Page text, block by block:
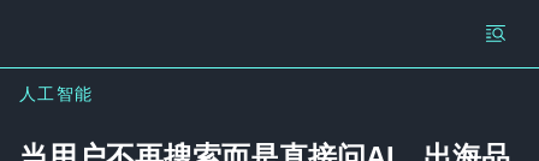
人工智能